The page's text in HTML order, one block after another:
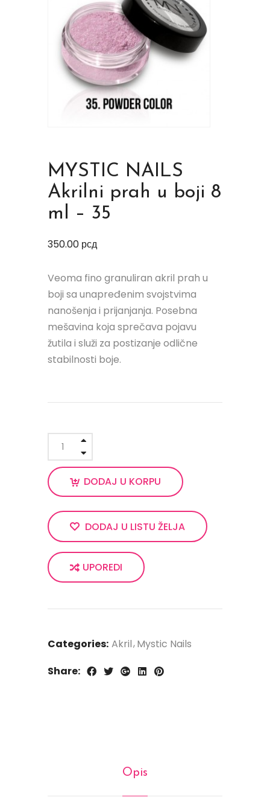
MYSTIC NAILS
Akrilni prah u boji 8
ml – 35
350.00 рсд
Veoma fino granuliran akril prah u
boji sa unapređenim svojstvima
nanošenja i prijanjanja. Posebna
mešavina koja sprečava pojavu
žutila i služi za postizanje odlične
stabilnosti boje.
DODAJ U KORPU
DODAJ U LISTU ŽELJA
UPOREDI
Categories: Akril Mystic Nails
Share:
Opis